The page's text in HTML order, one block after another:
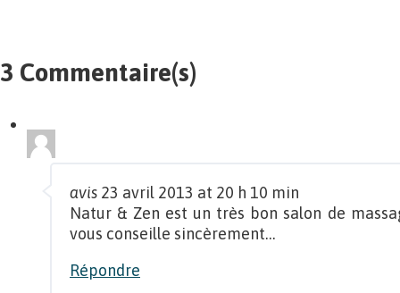
3 Commentaire(s)
avis 23 avril 2013 at 20 h 10 min
Natur & Zen est un très bon salon de
vous conseille sincèrement…
Répondre